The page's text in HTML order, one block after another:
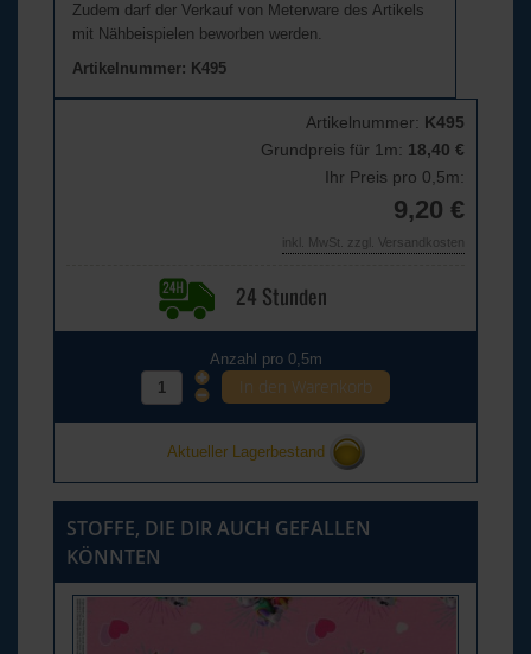
Zudem darf der Verkauf von Meterware des Artikels
mit Nähbeispielen beworben werden.
Artikelnummer: K495
Artikelnummer: K495
Grundpreis für 1m: 18,40 €
Ihr Preis pro 0,5m:
9,20 €
inkl. MwSt. zzgl. Versandkosten
Anzahl pro 0,5m
Aktueller Lagerbestand
STOFFE, DIE DIR AUCH GEFALLEN
KÖNNTEN